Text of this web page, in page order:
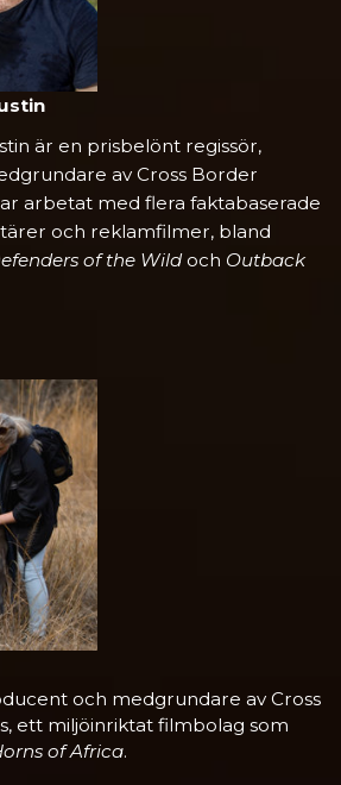
är en prisbelönt regissör,
av Cross Border
arbetat med flera faktabaserade
och reklamfilmer, bland
of the Wildoch Outback
och medgrundare av Cross
ett miljöinriktat filmbolag som
of Africa.